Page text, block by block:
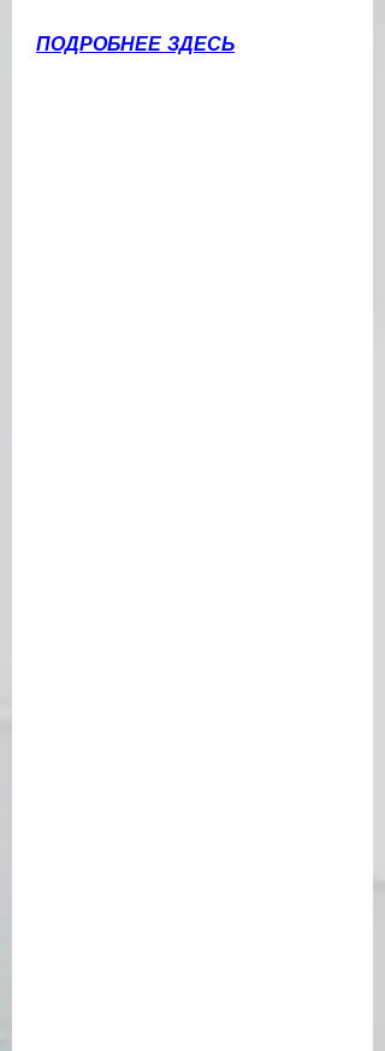
ПОДРОБНЕЕ ЗДЕСЬ